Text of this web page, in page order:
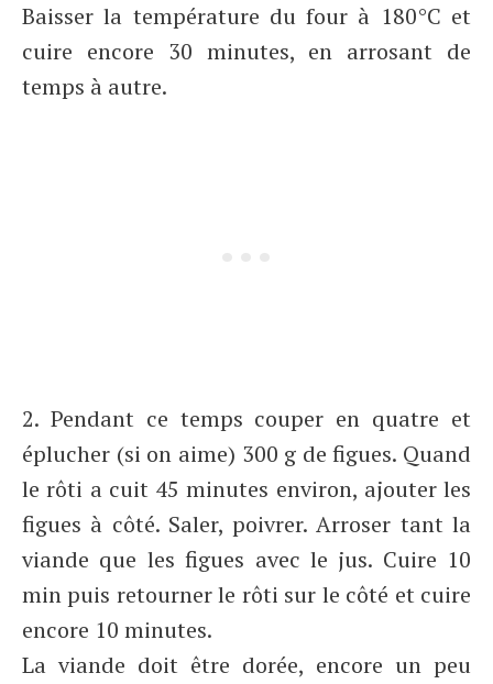
Baisser la température du four à 180°C et
cuire encore 30 minutes, en arrosant de
temps à autre.
2. Pendant ce temps couper en quatre et
éplucher (si on aime) 300 g de figues. Quand
le rôti a cuit 45 minutes environ, ajouter les
figues à côté. Saler, poivrer. Arroser tant la
viande que les figues avec le jus. Cuire 10
min puis retourner le rôti sur le côté et cuire
encore 10 minutes.
La viande doit être dorée, encore un peu